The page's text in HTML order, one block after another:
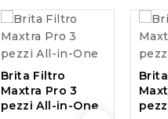
Brita Filtro
Maxtra Pro 3
pezzi All-in-One